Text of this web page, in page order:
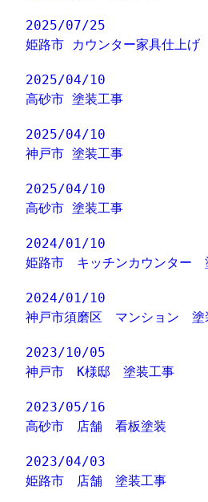
2025/07/25
姫路市 カウンター家具仕上げ
2025/04/10
高砂市 塗装工事
2025/04/10
神戸市 塗装工事
2025/04/10
高砂市 塗装工事
2024/01/10
姫路市 キッチンカウンター
2024/01/10
神戸市須磨区 マンション 塗
2023/10/05
神戸市 K様邸 塗装工事
2023/05/16
高砂市 店舗 看板塗装
2023/04/03
姫路市 店舗 塗装工事